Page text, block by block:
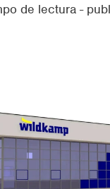
de lectura -